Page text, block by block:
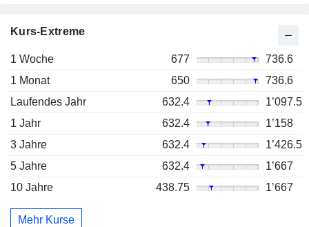
Kurs-Extreme
1 Woche 677
736.6
1 Monat
650
736.6
Laufendes Jahr
632.4
1’097.5
1 Jahr
632.4
1’158
3 Jahre
632.4
1’426.5
5 Jahre
632.4
1’667
10 Jahre
438.75 1’667
Mehr Kurse